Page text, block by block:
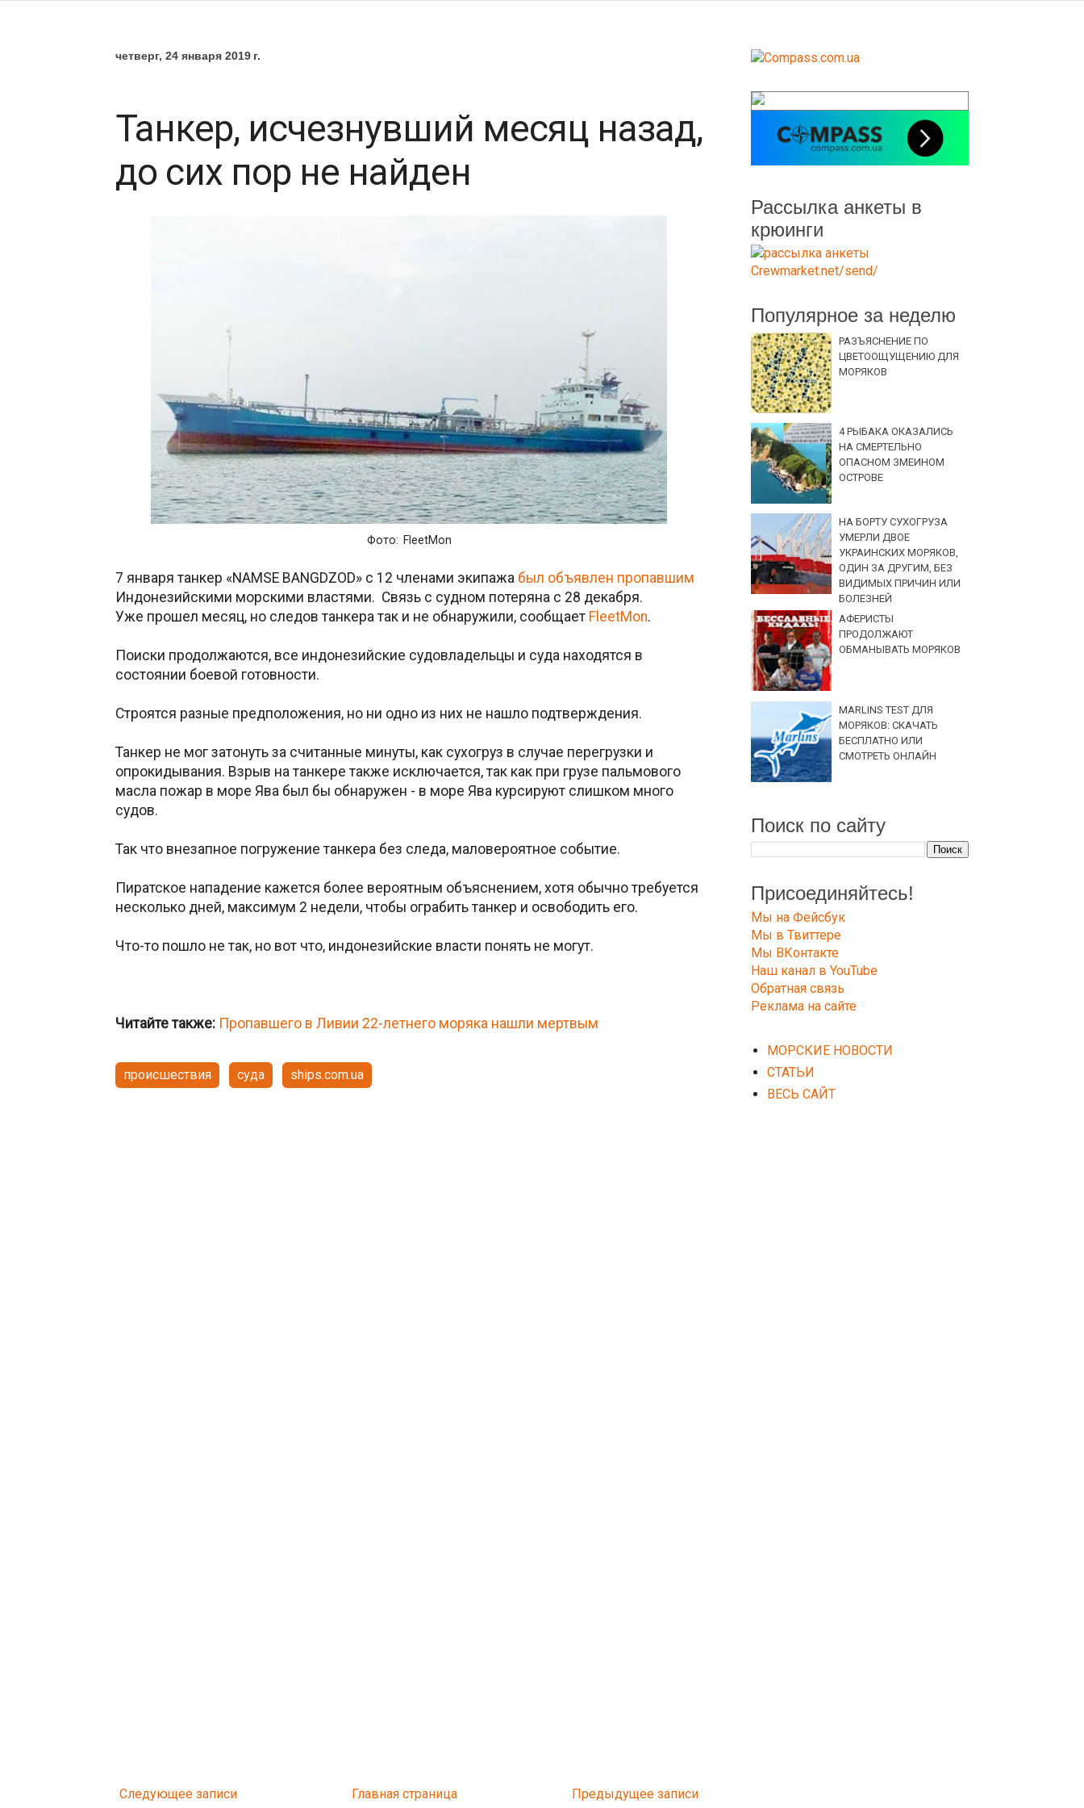
четверг, 24 января 2019 г.
Танкер, исчезнувший месяц назад,
до сих пор не найден
Фото: FleetMon
7 января танкер «NAMSE BANGDZOD» с 12 членами экипажа был объявлен пропавшим
Индонезийскими морскими властями. Связь с судном потеряна с 28 декабря.
Уже прошел месяц, но следов танкера так и не обнаружили, сообщает FleetMon.
Поиски продолжаются, все индонезийские судовладельцы и суда находятся в
состоянии боевой готовности.
Строятся разные предположения, но ни одно из них не нашло подтверждения.
Танкер не мог затонуть за считанные минуты, как сухогруз в случае перегрузки и
опрокидывания. Взрыв на танкере также исключается, так как при грузе пальмового
масла пожар в море Ява был бы обнаружен - в море Ява курсируют слишком много
судов.
Так что внезапное погружение танкера без следа, маловероятное событие.
Пиратское нападение кажется более вероятным объяснением, хотя обычно требуется
несколько дней, максимум 2 недели, чтобы ограбить танкер и освободить его.
Что-то пошло не так, но вот что, индонезийские власти понять не могут.
Читайте также: Пропавшего в Ливии 22-летнего моряка нашли мертвым
происшествия суда ships.com.ua
Следующее Предыдущее
Главная страница
Рассылка анкеты в
крюинги
Популярное за неделю
РАЗЪЯСНЕНИЕ ПО
ЦВЕТООЩУЩЕНИЮ ДЛЯ
МОРЯКОВ
4 РЫБАКА ОКАЗАЛИСЬ
НА СМЕРТЕЛЬНО
ОПАСНОМ ЗМЕИНОМ
ОСТРОВЕ
НА БОРТУ СУХОГРУЗА
УМЕРЛИ ДВОЕ
УКРАИНСКИХ МОРЯКОВ,
ОДИН ЗА ДРУГИМ, БЕЗ
ВИДИМЫХ ПРИЧИН ИЛИ
БОЛЕЗНЕЙ
АФЕРИСТЫ
ПРОДОЛЖАЮТ
ОБМАНЫВАТЬ МОРЯКОВ
MARLINS TEST ДЛЯ
МОРЯКОВ: СКАЧАТЬ
БЕСПЛАТНО ИЛИ
СМОТРЕТЬ ОНЛАЙН
Поиск по сайту
Присоединяйтесь!
Мы на Фейсбук
Мы в Твиттере
Мы ВКонтакте
Наш канал в YouTube
Обратная связь
Реклама на сайте
МОРСКИЕ НОВОСТИ
СТАТЬИ
ВЕСЬ САЙТ